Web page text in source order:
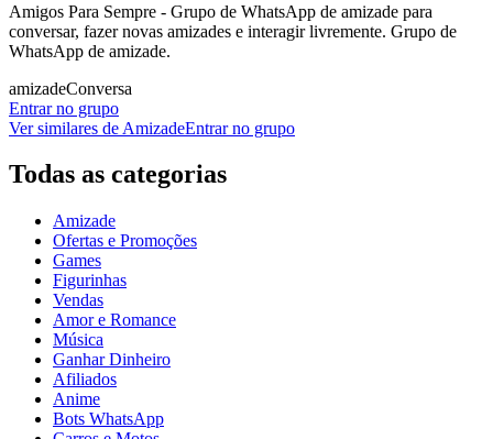
Amigos Para Sempre - Grupo de WhatsApp de amizade para
conversar, fazer novas amizades e interagir livremente. Grupo de
WhatsApp de amizade.
amizadeConversa
Entrar no grupo
Ver similares de AmizadeEntrar no grupo
Todas as categorias
Amizade
Ofertas e Promoções
Games
Figurinhas
Vendas
Amor e Romance
Música
Ganhar Dinheiro
Afiliados
Anime
Bots WhatsApp